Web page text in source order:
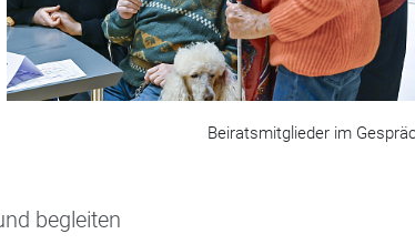
Beiratsmitglieder im
begleiten